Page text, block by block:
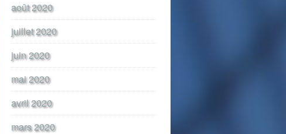
août 2020
juillet 2020
juin 2020
mai 2020
avril 2020
mars 2020